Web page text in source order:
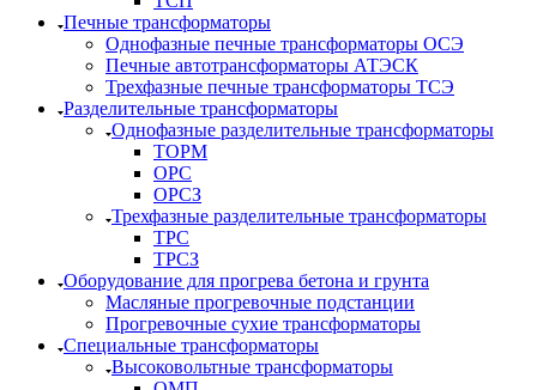
Печные трансформаторы
Однофазные печные трансформаторы ОСЭ
Печные автотрансформаторы АТЭСК
Трехфазные печные трансформаторы ТСЭ
Разделительные трансформаторы
Однофазные разделительные трансформаторы
ТОРМ
ОРС
ОРСЗ
Трехфазные разделительные трансформаторы
ТРС
ТРСЗ
Оборудование для прогрева бетона и грунта
Масляные прогревочные подстанции
Прогревочные сухие трансформаторы
Специальные трансформаторы
Высоковольтные трансформаторы